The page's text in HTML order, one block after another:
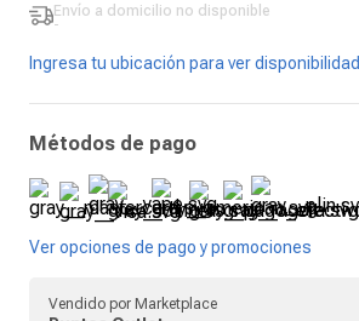
Envío a domicilio no disponible
-
Ingresa tu ubicación para ver disponibilidad
Métodos de pago
Ver opciones de pago y promociones
Vendido por Marketplace